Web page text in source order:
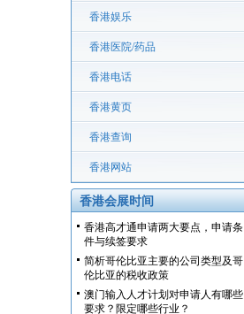
香港娱乐
香港医院/药品
香港电话
香港黄页
香港查询
香港网站
香港会展时间
香港高才通申请两大要点，申请条
件与续签要求
简析哥伦比亚主要的公司类型及哥
伦比亚的税收政策
澳门输入人才计划对申请人有哪些
要求？限定哪些行业？